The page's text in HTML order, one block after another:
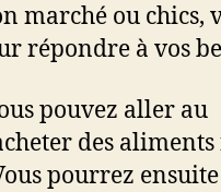
marché ou chics,
répondre à vos
pouvez aller au
des
pourrez ensuite